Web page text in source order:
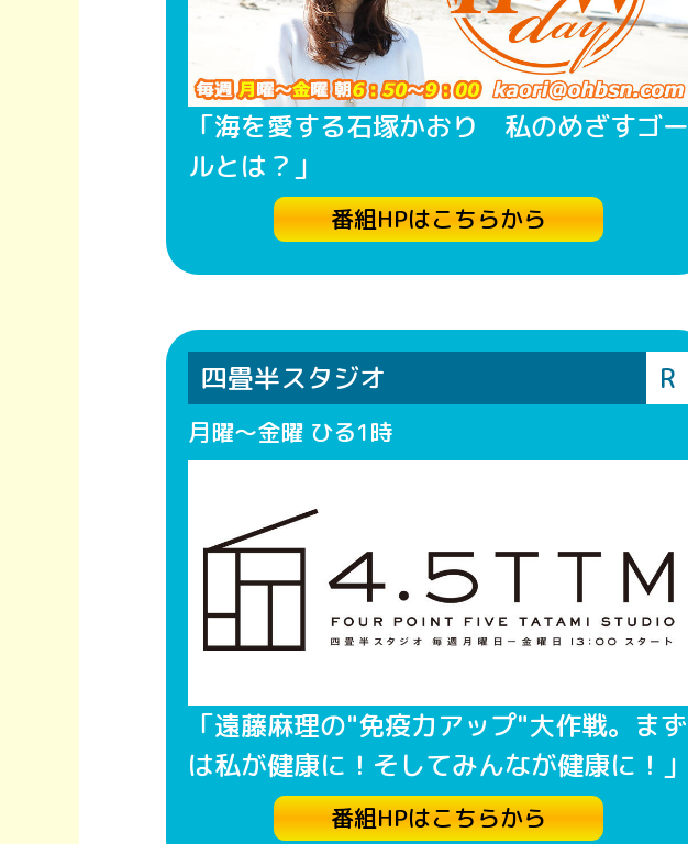
「海を愛する石塚かおり 私のめざすゴー
ルとは？」
番組HPはこちらから
四畳半スタジオ R
月曜～金曜 ひる1時
「遠藤麻理の"免疫力アップ"大作戦。まず
は私が健康に！そしてみんなが健康に！」
番組HPはこちらから